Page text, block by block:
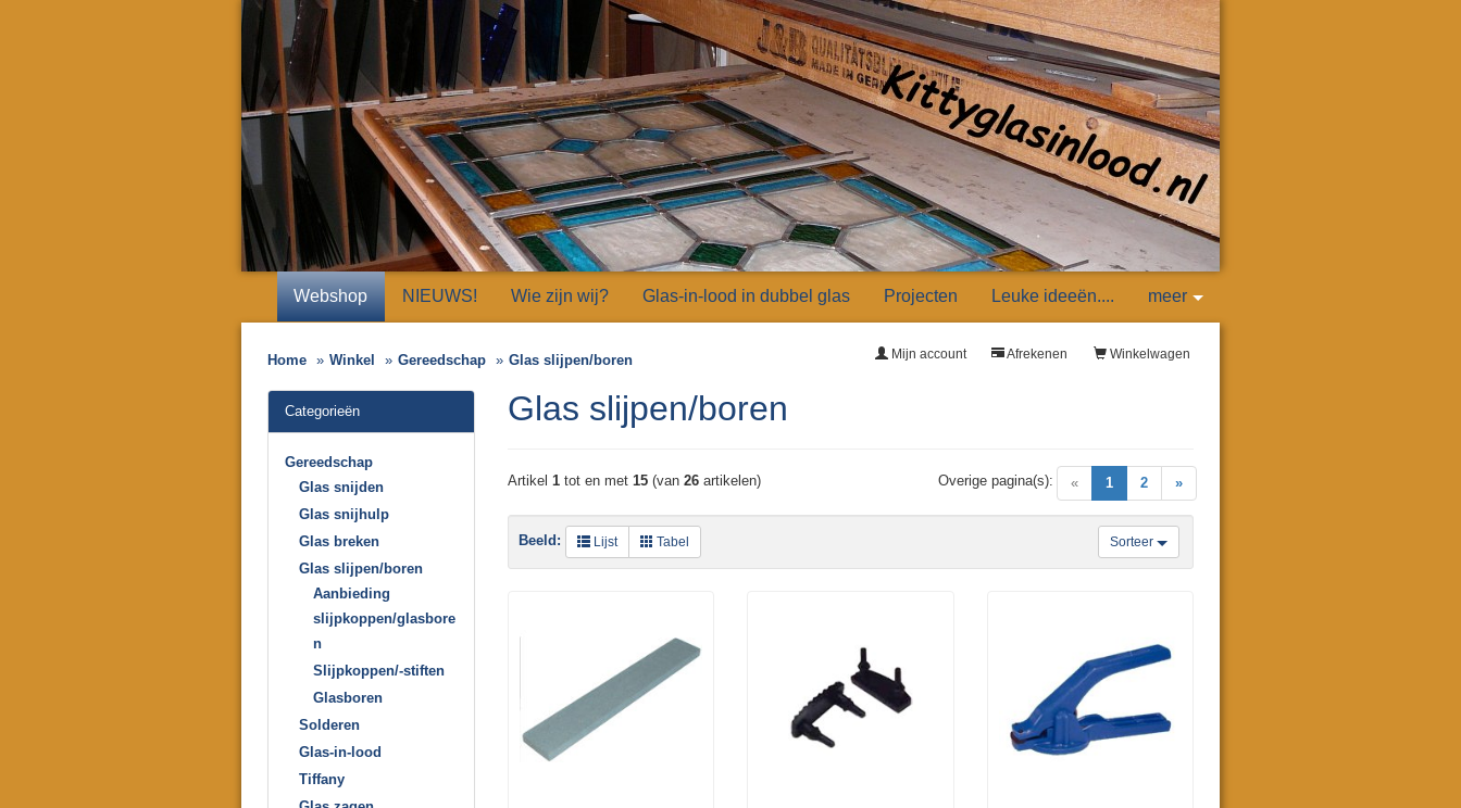
Webshop NIEUWS! Wie zijn wij? Glas-in-lood in dubbel glas Projecten Leuke ideeën.... meer
Home Winkel Gereedschap Glas slijpen/boren Winkelwagen
Afrekenen
Mijn account
Glas slijpen/boren
Artikel 1tot en met 15(van 26artikelen) « 1(current)
2 »
Overige pagina(s):
Sorteer
Beeld: Lijst Tabel
Categorieën
Gereedschap
Glas snijden
Glas snijhulp
Glas breken
Glas slijpen/boren
Aanbieding
slijpkoppen/glasbore
n
Slijpkoppen/-stiften
Glasboren
Solderen
Glas-in-lood
Tiffany